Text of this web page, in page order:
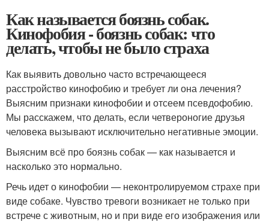
Как называется боязнь собак.
Кинофобия - боязнь собак: что
делать, чтобы не было страха
Как выявить довольно часто встречающееся
расстройство кинофобию и требует ли она лечения?
Выясним признаки кинофобии и отсеем псевдофобию.
Мы расскажем, что делать, если четвероногие друзья
человека вызывают исключительно негативные эмоции.
Выясним всё про боязнь собак — как называется и
насколько это нормально.
Речь идет о кинофобии — неконтролируемом страхе при
виде собаке. Чувство тревоги возникает не только при
встрече с животным, но и при виде его изображения или